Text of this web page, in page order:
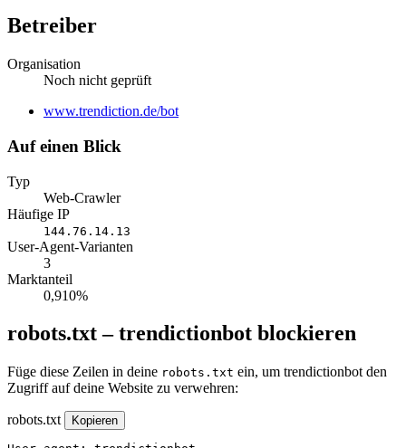
Betreiber
Organisation
Noch nicht geprüft
Website
www.trendiction.de/bot
Auf einen Blick
Typ
Web-Crawler
Häufige IP
144.76.14.13
User-Agent-Varianten
3
Marktanteil
0,910%
robots.txt – trendictionbot blockieren
Füge diese Zeilen in deine robots.txt ein, um trendictionbot den
Zugriff auf deine Website zu verwehren:
robots.txt Kopieren